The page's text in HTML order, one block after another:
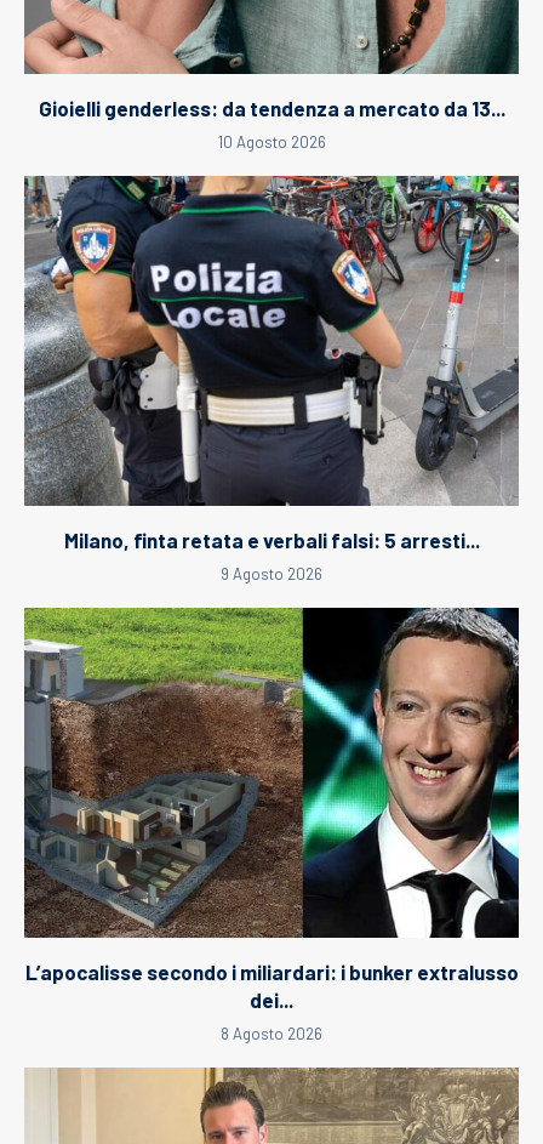
Gioielli genderless: da tendenza a mercato da 13...
10 Agosto 2026
Milano, finta retata e verbali falsi: 5 arresti...
9 Agosto 2026
L’apocalisse secondo i miliardari: i bunker extralusso
dei...
8 Agosto 2026